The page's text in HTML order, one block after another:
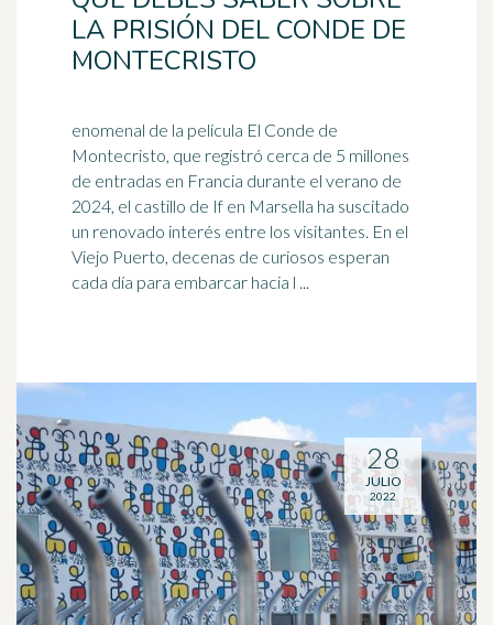
LA PRISIÓN DEL CONDE DE
MONTECRISTO
enomenal de la película El Conde de
Montecristo, que registró cerca de 5 millones
de entradas en Francia durante el verano de
2024, el castillo de If en Marsella ha suscitado
un renovado interés entre los visitantes. En el
Viejo Puerto, decenas de curiosos esperan
cada día para embarcar hacia l ...
28
JULIO
2022